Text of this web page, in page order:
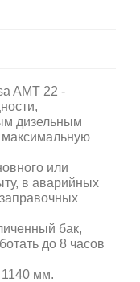
AMT 22 -
дизельным
максимальную
или
в аварийных
бак,
до 8 часов
1140 мм.